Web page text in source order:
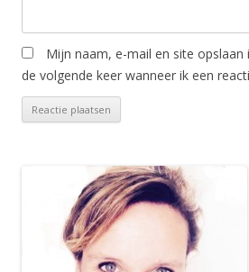
Mijn naam, e-mail en site
de volgende keer wanneer ik een